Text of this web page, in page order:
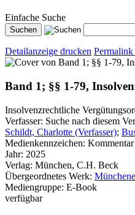
Einfache Suche
Detailanzeige drucken
Band 1; §§ 1-79,
Insolvenzrechtliche
Verfasser: Suche nach diesem
Schildt, Charlotte (Verfasser);
Medienkennzeichen: Kommentar
Jahr: 2025
Verlag: München, C.H. Beck
Übergeordnetes Werk:
Mediengruppe: E-Book
verfügbar